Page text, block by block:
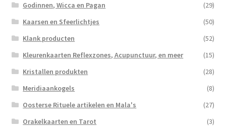
Godinnen, Wicca en Pagan
(29)
Kaarsen en Sfeerlichtjes
(50)
Klank producten
(52)
Kleurenkaarten Reflexzones, Acupunctuur, en meer
(15)
Kristallen produkten
(28)
Meridiaankogels
(8)
Oosterse Rituele artikelen en Mala's
(27)
Orakelkaarten en Tarot
(3)